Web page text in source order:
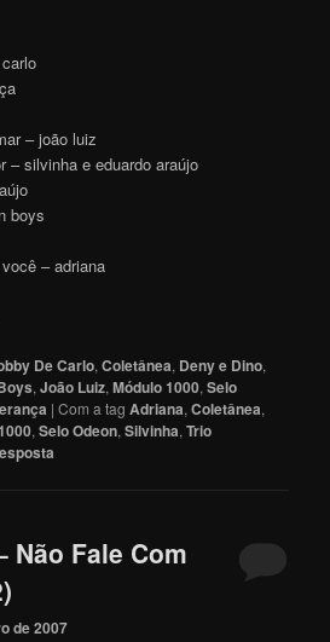
– joão luiz
– silvinha e eduardo araújo
boys
– adriana
De Carlo,Coletânea, Deny e Dino,
,João Luiz,Módulo 1000,Selo
|Com a tagAdriana,Coletânea,
,Selo Odeon,Silvinha,Trio
Não Fale Com
de 2007